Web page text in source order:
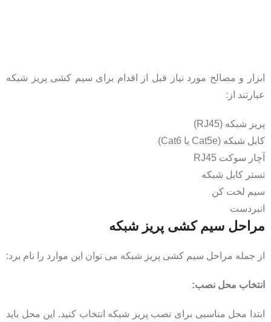
ابزار و مصالح مورد نیاز قبل از اقدام برای سیم کشی پریز شبکه
عبارتند از:
پریز شبکه (RJ45)
کابل شبکه (Cat5e یا Cat6)
آچار سوکت RJ45
تستر کابل شبکه
سیم لخت کن
انبردست
مراحل سیم کشی پریز شبکه
از جمله مراحل سیم کشی پریز شبکه می توان این موارد را نام برد:
انتخاب محل نصب:
ابتدا محل مناسبی برای نصب پریز شبکه انتخاب کنید. این محل باید